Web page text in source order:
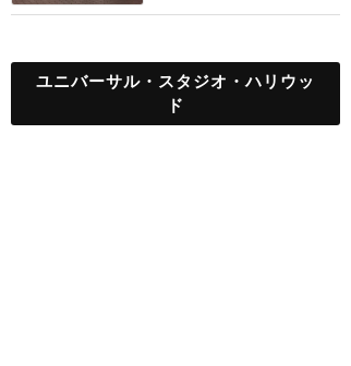
ユニバーサル・スタジオ・ハリウッ
ド